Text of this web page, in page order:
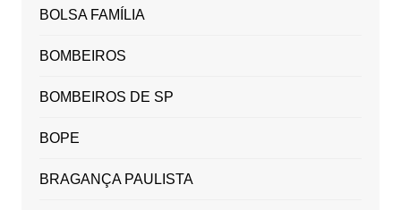
BOLSA FAMÍLIA
BOMBEIROS
BOMBEIROS DE SP
BOPE
BRAGANÇA PAULISTA